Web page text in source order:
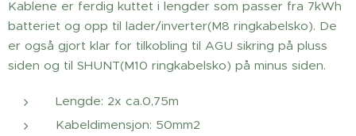
Kablene er ferdig kuttet i lengder som passer fra 7kWh
batteriet og opp til lader/inverter(M8 ringkabelsko). De
er også gjort klar for tilkobling til AGU sikring på pluss
siden og til SHUNT(M10 ringkabelsko) på minus siden.
Lengde: 2x ca.0,75m
Kabeldimensjon: 50mm2